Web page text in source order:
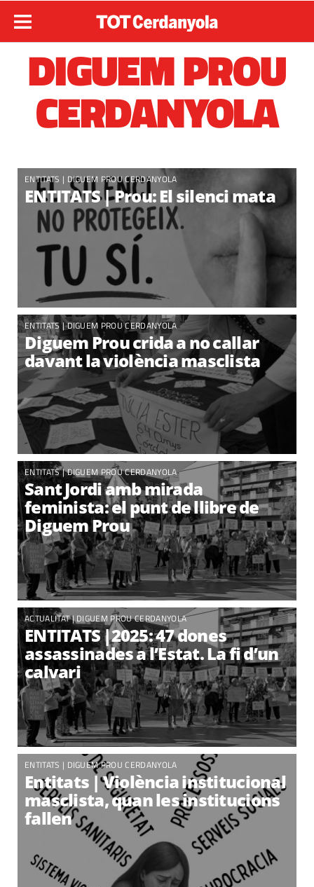
DIGUEM PROU
CERDANYOLA
ENTITATS | DIGUEM PROU CERDANYOLA
ENTITATS | Prou: El silenci mata
ENTITATS|DIGUEM PROU CERDANYOLA
Diguem Prou crida a no callar
davant la violència masclista
ENTITATS |DIGUEM PROU CERDANYOLA
Sant Jordi amb mirada
feminista: el punt de llibre de
Diguem Prou
ACTUALITAT|DIGUEM PROU CERDANYOLA
ENTITATS |2025: 47 dones
assassinades a l’Estat. La fi d’un
calvari
ENTITATS | DIGUEM PROU CERDANYOLA
Entitats | Violència institucional
masclista, quan les institucions
fallen